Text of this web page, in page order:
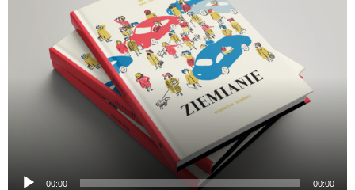
dźwiękowych
00:00 00:00